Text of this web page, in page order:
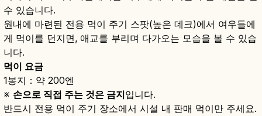
수 있습니다.
원내에 마련된 전용 먹이 주기 스팟(높은 데크)에서 여우들에
게 먹이를 던지면, 애교를 부리며 다가오는 모습을 볼 수 있습
니다.
먹이 요금
1봉지：약 200엔
※ 손으로 직접 주는 것은 금지입니다.
반드시 전용 먹이 주기 장소에서 시설 내 판매 먹이만 주세요.